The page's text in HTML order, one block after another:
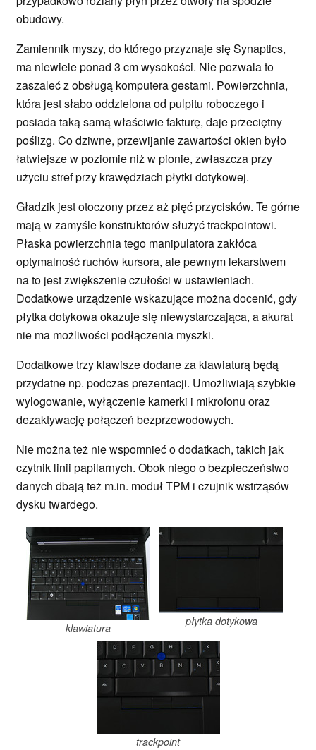
obudowy.
Zamiennik myszy, do którego przyznaje się Synaptics,
ma niewiele ponad 3 cm wysokości. Nie pozwala to
zaszaleć z obsługą komputera gestami. Powierzchnia,
która jest słabo oddzielona od pulpitu roboczego i
posiada taką samą właściwie fakturę, daje przeciętny
poślizg. Co dziwne, przewijanie zawartości okien było
łatwiejsze w poziomie niż w pionie, zwłaszcza przy
użyciu stref przy krawędziach płytki dotykowej.
Gładzik jest otoczony przez aż pięć przycisków. Te górne
mają w zamyśle konstruktorów służyć trackpointowi.
Płaska powierzchnia tego manipulatora zakłóca
optymalność ruchów kursora, ale pewnym lekarstwem
na to jest zwiększenie czułości w ustawieniach.
Dodatkowe urządzenie wskazujące można docenić, gdy
płytka dotykowa okazuje się niewystarczająca, a akurat
nie ma możliwości podłączenia myszki.
Dodatkowe trzy klawisze dodane za klawiaturą będą
przydatne np. podczas prezentacji. Umożliwiają szybkie
wylogowanie, wyłączenie kamerki i mikrofonu oraz
dezaktywację połączeń bezprzewodowych.
Nie można też nie wspomnieć o dodatkach, takich jak
czytnik linii papilarnych. Obok niego o bezpieczeństwo
danych dbają też m.in. moduł TPM i czujnik wstrząsów
dysku twardego.
klawiatura płytka dotykowa
trackpoint